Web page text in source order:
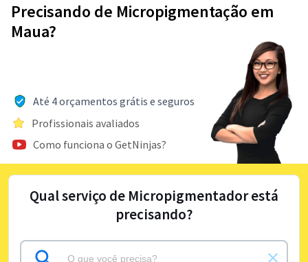
Precisando de Micropigmentação em
Maua?
Até 4 orçamentos grátis e seguros
Profissionais avaliados
Como funciona o GetNinjas?
Qual serviço de Micropigmentador está
precisando?